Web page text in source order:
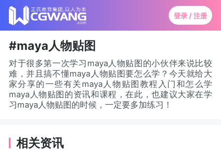
登录 / 注册
#maya人物贴图
对于很多第一次学习maya人物贴图的小伙伴来说比较
难，并且搞不懂maya人物贴图要怎么学？今天就给大
家分享的一些有关maya人物贴图教程入门和怎么学
maya人物贴图的资讯和课程，在此，也建议大家在学
习maya人物贴图的时候，一定要多加练习！
相关资讯